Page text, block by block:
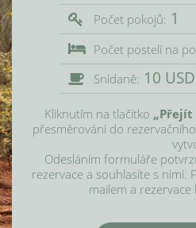
Počet pokojů: 1
Počet postelí na
Snidaně: 10
Kliknutím na tlačítko
přesměrováni do
Odesláním formuláře
rezervace a souhlasíte s nimi.
mailem a